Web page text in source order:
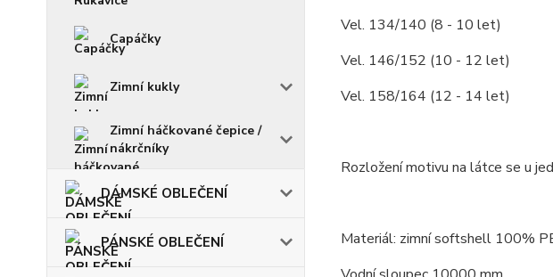
Capáčky
Zimní kukly
Zimní háčkované čepice /
nákrčníky
DÁMSKÉ OBLEČENÍ
PÁNSKÉ OBLEČENÍ
Vel. 134/140 (8 - 10 let)
Vel. 146/152 (10 - 12 let)
Vel. 158/164 (12 - 14 let)
Rozložení motivu na látce se u
Materiál: zimní softshell 100%